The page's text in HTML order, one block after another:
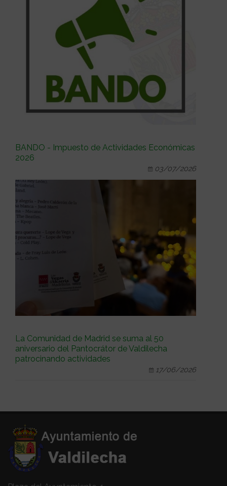
BANDO - Impuesto de Actividades Económicas
2026
03/07/2026
La Comunidad de Madrid se suma al 50
aniversario del Pantocrátor de Valdilecha
patrocinando actividades
17/06/2026